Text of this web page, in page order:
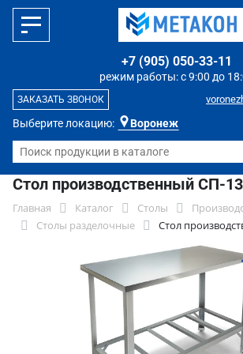
Выберите локацию: Воронеж
режим работы: с 9:00 до
+7 (905) 050-33-11
ЗАКАЗАТЬ ЗВОНОК
Стол производственный СП-
Главная Каталог Столы
Столы разделочные
Стол